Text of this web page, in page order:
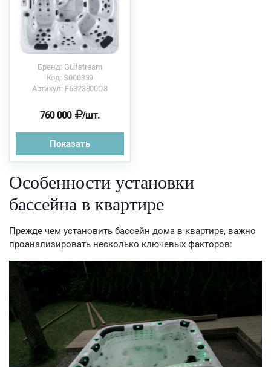
Бренд: Gulfstream
Код: S000339
Артикул: F6323800D8
760 000 /шт.
Показать
Особенности установки
бассейна в квартире
Прежде чем установить бассейн дома в квартире, важно
проанализировать несколько ключевых факторов: